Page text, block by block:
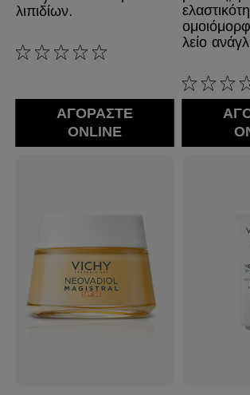
λιπιδίων.
0/5
ΑΓΟΡΑΣΤΕ
ONLINE
λείο
0/5